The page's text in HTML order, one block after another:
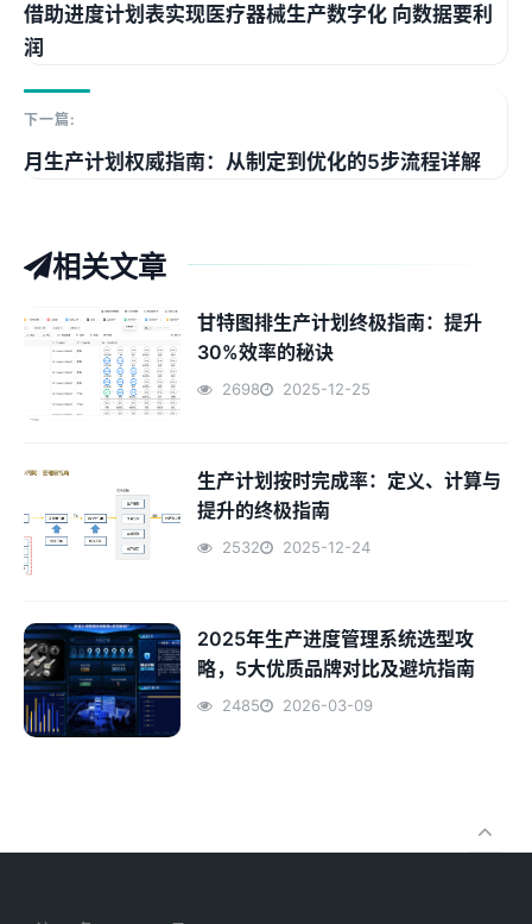
借助进度计划表实现医疗器械生产数字化 向数据要利
润
下一篇:
月生产计划权威指南：从制定到优化的5步流程详解
相关文章
甘特图排生产计划终极指南：提升
30%效率的秘诀
2698 2025-12-25
生产计划按时完成率：定义、计算与
提升的终极指南
2532 2025-12-24
2025年生产进度管理系统选型攻
略，5大优质品牌对比及避坑指南
2485 2026-03-09